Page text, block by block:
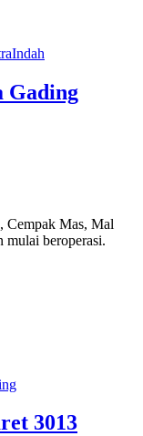
Gading
Cempak Mas, Mal
mulai beroperasi.
3013